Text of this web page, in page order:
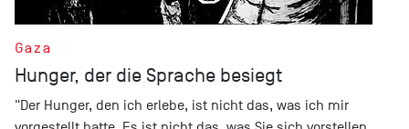
Gaza
Hunger, der die Sprache besiegt
"Der Hunger, den ich erlebe, ist nicht das, was ich mir